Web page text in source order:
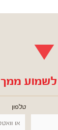
ממך
טלפון